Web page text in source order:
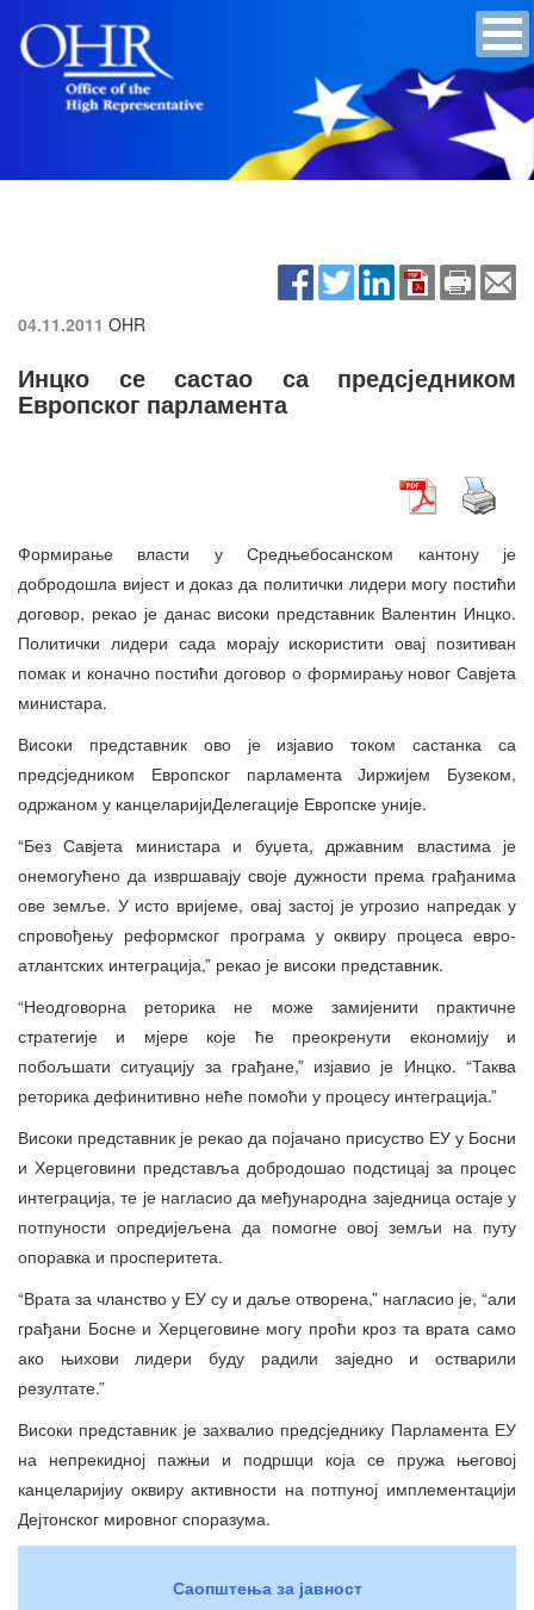
04.11.2011 OHR
Инцко се састао са предсједником
Европског парламента
Формирање власти у Средњебосанском кантону је
добродошла вијест и доказ да политички лидери могу постићи
договор, рекао је данас високи представник Валентин Инцко.
Политички лидери сада морају искористити овај позитиван
помак и коначно постићи договор о формирању новог Савјета
министара.
Високи представник ово је изјавио током састанка са
предсједником Европског парламента Јиржијем Бузеком,
одржаном у канцеларијиДелегације Европске уније.
“Без Савјета министара и буџета, државним властима је
онемогућено да извршавају своје дужности према грађанима
ове земље. У исто вријеме, овај застој је угрозио напредак у
спровођењу реформског програма у оквиру процеса евро-
атлантских интеграција,” рекао је високи представник.
“Неодговорна реторика не може замијенити практичне
стратегије и мјере које ће преокренути економију и
побољшати ситуацију за грађане,” изјавио је Инцко. “Таква
реторика дефинитивно неће помоћи у процесу интеграција.”
Високи представник је рекао да појачано присуство ЕУ у Босни
и Херцеговини представља добродошао подстицај за процес
интеграција, те је нагласио да међународна заједница остаје у
потпуности опредијељена да помогне овој земљи на путу
опоравка и просперитета.
“Врата за чланство у ЕУ су и даље отворена,” нагласио је, “али
грађани Босне и Херцеговине могу проћи кроз та врата само
ако њихови лидери буду радили заједно и остварили
резултате.”
Високи представник је захвалио предсједнику Парламента ЕУ
на непрекидној пажњи и подршци која се пружа његовој
канцеларијиу оквиру активности на потпуној имплементацији
Дејтонског мировног споразума.
Саопштења за јавност